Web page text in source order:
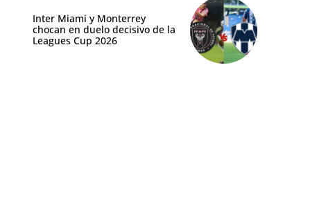
Inter Miami y Monterrey
chocan en duelo decisivo de la
Leagues Cup 2026